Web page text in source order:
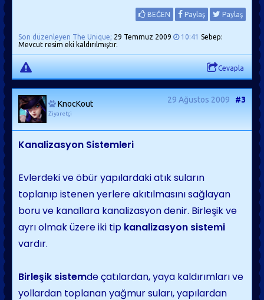
BEĞEN Paylaş Paylaş
Son düzenleyen The Unique; 29 Temmuz 2009 10:41 Sebep:
Mevcut resim eki kaldırılmıştır.
Cevapla
KnocKout
Ziyaretçi
29 Ağustos 2009 #3
Kanalizasyon Sistemleri
Evlerdeki ve öbür yapı­lardaki atık suların
toplanıp istenen yerlere akıtılmasını sağlayan
boru ve kanallara kana­lizasyon denir. Birleşik ve
ayrı olmak üzere iki tip kanalizasyon sistemi
vardır.
Birleşik sistemde çatılardan, yaya kaldırım­ları ve
yollardan toplanan yağmur suları, yapılardan